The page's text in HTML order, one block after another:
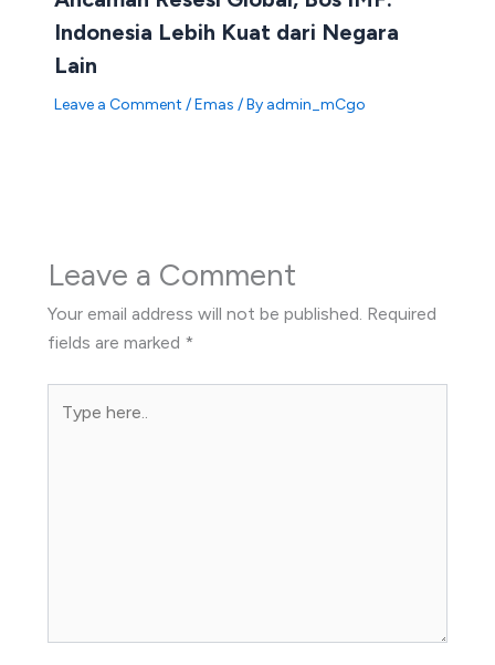
Indonesia Lebih Kuat dari Negara
Lain
Leave a Comment /Emas / By admin_mCgo
Leave a Comment
Your email address will not be published. Required
fields are marked *
here..